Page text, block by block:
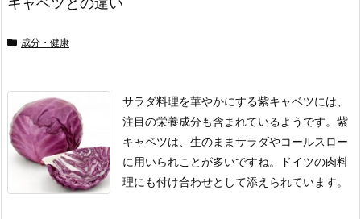
成分・健康
サラダ料理を華やかにする紫キャベツには、
注目の栄養成分も含まれているようです。 紫
キャベツは、生のままサラダやコールスロー
に用いられことが多いですね。
ドイツの肉料
理にも付け合わせとして添えられています。